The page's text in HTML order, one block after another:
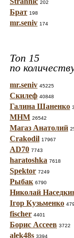
202
Брат 198
mr.seniv 174
Топ 15
по
mr.seniv 45225
Скилеф 40848
Галина Шаненко
МНМ 26542
Магаз Анатолий
Crakodil 17967
AD70 7743
haratoshka 7618
Spektor 7249
Рыбак 6790
Николай
Ігор Кузьменко
fischer 4401
Борис Ассеев 3722
alek48s 3394